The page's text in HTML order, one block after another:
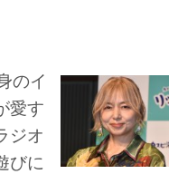
のイ
愛す
ジオ
びに